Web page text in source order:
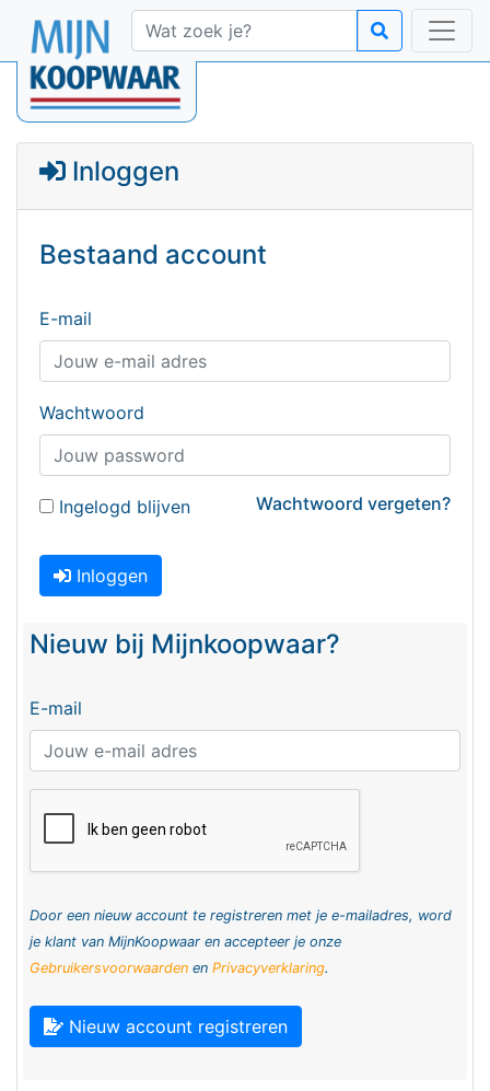
Inloggen
Bestaand account
E-mail
Wachtwoord
Wachtwoord vergeten?
Ingelogd blijven
Inloggen
Nieuw bij Mijnkoopwaar?
E-mail
Door een nieuw account te registreren met je e-mailadres, word
je klant van MijnKoopwaar en accepteer je onze
Gebruikersvoorwaarden en Privacyverklaring.
Nieuw account registreren